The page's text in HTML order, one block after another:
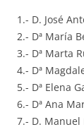
1.- D. José
2.- Dª María
3.- Dª Marta
4.- Dª
5.- Dª Elena
6.- Dª Ana
7.- D.